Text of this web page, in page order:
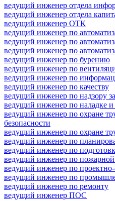
ведущий инженер отдела
ведущий инженер отдела
ведущий инженер ОТК
ведущий инженер по
ведущий инженер по
ведущий инженер по
ведущий инженер по бурению
ведущий инженер по
ведущий инженер по
ведущий инженер по качеству
ведущий инженер по надзору
ведущий инженер по наладке
ведущий инженер по охране
безопасности
ведущий инженер по охране
ведущий инженер по
ведущий инженер по
ведущий инженер по пожарной
ведущий инженер по проектно-
ведущий инженер по
ведущий инженер по ремонту
ведущий инженер ПОС